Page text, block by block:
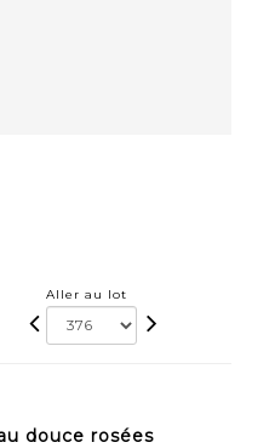
Aller au lot
douce rosées